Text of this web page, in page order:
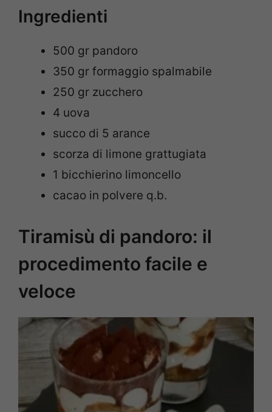
Ingredienti
500 gr pandoro
350 gr formaggio spalmabile
250 gr zucchero
4 uova
succo di 5 arance
scorza di limone grattugiata
1 bicchierino limoncello
cacao in polvere q.b.
Tiramisù di pandoro: il
procedimento facile e
veloce